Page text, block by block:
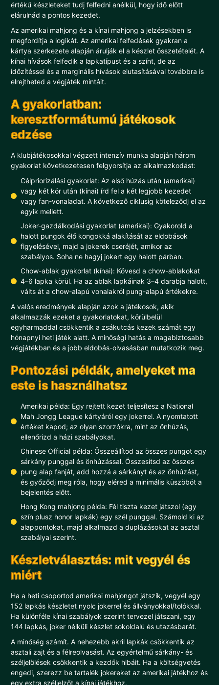
értékű készleteket tudj felfedni anélkül, hogy idő előtt
elárulnád a pontos kezedet.
Az amerikai mahjong és a kínai mahjong a jelzésekben is
megfordítja a logikát. Az amerikai felfedések gyakran a
kártya szerkezete alapján árulják el a készlet összetételét. A
kínai hívások felfedik a lapkatípust és a színt, de az
időzítéssel és a marginális hívások elutasításával továbbra is
elrejtheted a végjáték mintáit.
A gyakorlatban:
keresztformátumú játékosok
edzése
A klubjátékosokkal végzett intenzív munka alapján három
gyakorlat következetesen felgyorsítja az alkalmazkodást:
Célpriorizálási gyakorlat: Az első húzás után (amerikai)
vagy két kör után (kínai) írd fel a két legjobb kezedet
vagy fan-vonaladat. A következő ciklusig köteleződj el az
egyik mellett.
Joker-gazdálkodási gyakorlat (amerikai): Gyakorold a
halott pungok élő kongokká alakítását az eldobások
figyelésével, majd a jokerek cseréjét, amikor az
szabályos. Soha ne hagyj jokert egy halott párban.
Chow-ablak gyakorlat (kínai): Kövesd a chow-ablakokat
4–6 lapka körül. Ha az ablak lapkáinak 3–4 darabja halott,
válts át a chow-alapú vonalakról pung-alapú értékekre.
A valós eredmények alapján azok a játékosok, akik
alkalmazzák ezeket a gyakorlatokat, körülbelül
egyharmaddal csökkentik a zsákutcás kezek számát egy
hónapnyi heti játék alatt. A minőségi hatás a magabiztosabb
végjátékban és a jobb eldobás-olvasásban mutatkozik meg.
Pontozási példák, amelyeket ma
este is használhatsz
Amerikai példa: Egy rejtett kezet teljesítesz a National
Mah Jongg League kártyáról egy jokerrel. A nyomtatott
értéket kapod; az olyan szorzókra, mint az önhúzás,
ellenőrizd a házi szabályokat.
Chinese Official példa: Összeállítod az összes pungot egy
sárkány punggal és önhúzással. Összesítsd az összes
pung alap fanját, add hozzá a sárkányt és az önhúzást,
és győződj meg róla, hogy eléred a minimális küszöböt a
bejelentés előtt.
Hong Kong mahjong példa: Fél tiszta kezet játszol (egy
szín plusz honor lapkák) egy szél punggal. Számold ki az
alappontokat, majd alkalmazd a duplázásokat az asztal
szabályai szerint.
Készletválasztás: mit vegyél és
miért
Ha a heti csoportod amerikai mahjongot játszik, vegyél egy
152 lapkás készletet nyolc jokerrel és állványokkal/tolókkal.
Ha különféle kínai szabályok szerint tervezel játszani, egy
144 lapkás, joker nélküli készlet sokoldalú és utazásbarát.
A minőség számít. A nehezebb akril lapkák csökkentik az
asztali zajt és a félreolvasást. Az egyértelmű sárkány- és
széljelölések csökkentik a kezdők hibáit. Ha a költségvetés
engedi, szerezz be tartalék jokereket az amerikai játékhoz és
egy extra széljelzőt a kínai játékhoz.